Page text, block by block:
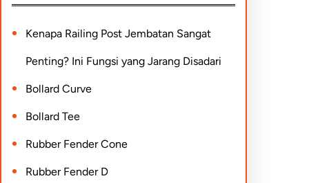
Kenapa Railing Post Jembatan Sangat
Penting? Ini Fungsi yang Jarang Disadari
Bollard Curve
Bollard Tee
Rubber Fender Cone
Rubber Fender D